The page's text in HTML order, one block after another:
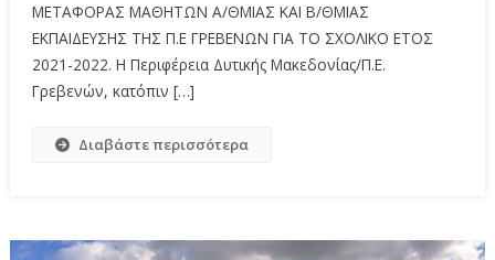
ΜΕΤΑΦΟΡΑΣ ΜΑΘΗΤΩΝ Α/ΘΜΙΑΣ ΚΑΙ Β/ΘΜΙΑΣ
ΕΚΠΑΙΔΕΥΣΗΣ ΤΗΣ Π.Ε ΓΡΕΒΕΝΩΝ ΓΙΑ ΤΟ ΣΧΟΛΙΚΟ ΕΤΟΣ
2021-2022. Η Περιφέρεια Δυτικής Μακεδονίας/Π.Ε.
Γρεβενών, κατόπιν […]
Διαβάστε περισσότερα